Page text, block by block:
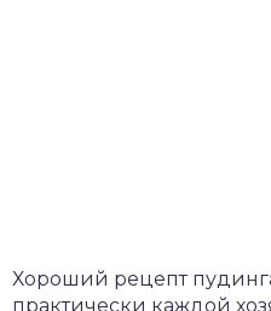
Хороший рецепт
практически каждой